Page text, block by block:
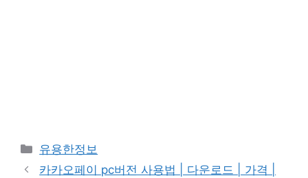
카
테
유용한정보
카카오페이 pc버전 사용법 | 다운로드 | 가격 |